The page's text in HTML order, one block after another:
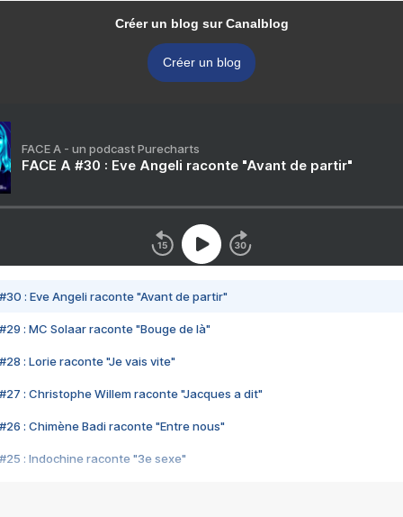
Créer un blog sur Canalblog
Créer un blog
FACE A - un podcast Purecharts
FACE A #30 : Eve Angeli raconte "Avant de partir"
#30 : Eve Angeli raconte "Avant de partir"
#29 : MC Solaar raconte "Bouge de là"
#28 : Lorie raconte "Je vais vite"
#27 : Christophe Willem raconte "Jacques a dit"
#26 : Chimène Badi raconte "Entre nous"
#25 : Indochine raconte "3e sexe"